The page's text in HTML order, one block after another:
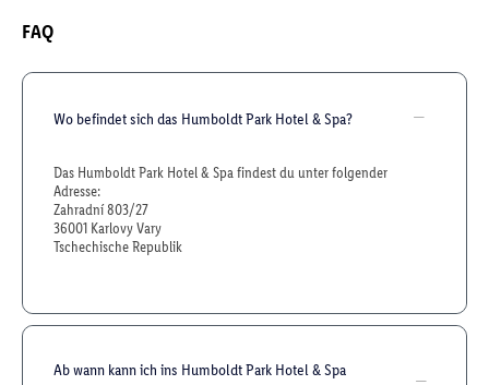
FAQ
Wo befindet sich das Humboldt Park Hotel & Spa?
Das Humboldt Park Hotel & Spa findest du unter folgender
Adresse:
Zahradní 803/27
36001 Karlovy Vary
Tschechische Republik
Ab wann kann ich ins Humboldt Park Hotel & Spa